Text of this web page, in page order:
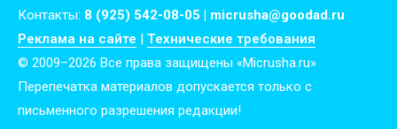
Контакты: 8 (925) 542-08-05 | micrusha@goodad.ru
Реклама на сайте | Технические требования
© 2009–2026 Все права защищены «Micrusha.ru»
Перепечатка материалов допускается только с
письменного разрешения редакции!